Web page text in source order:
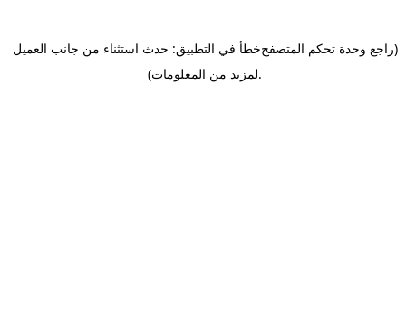
خطأ في التطبيق: حدث استثناء من جانب العميل(راجع وحدة تحكم المتصفح
لمزيد من المعلومات).